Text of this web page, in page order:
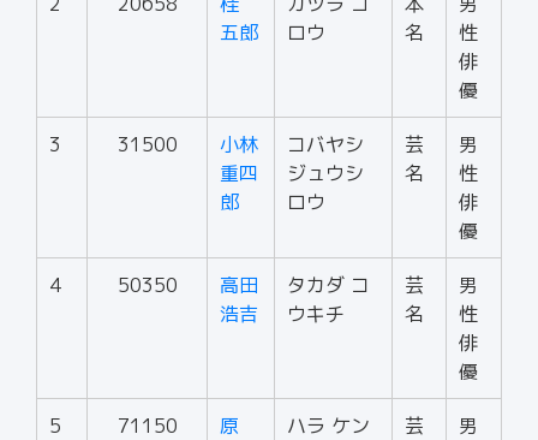
五郎
ロウ
名
性
俳
優
3 31500
小林
重四
郎
コバヤシ
ジュウシ
ロウ
芸
名
男
性
俳
優
4 50350
高田
浩吉
タカダ コ
ウキチ
芸
名
男
性
俳
優
5 71150
原
ハラ ケン
芸
男